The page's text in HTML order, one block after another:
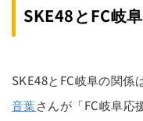
SKE48とFC岐
SKE48とFC岐阜の関係
音葉さんが「FC岐阜応